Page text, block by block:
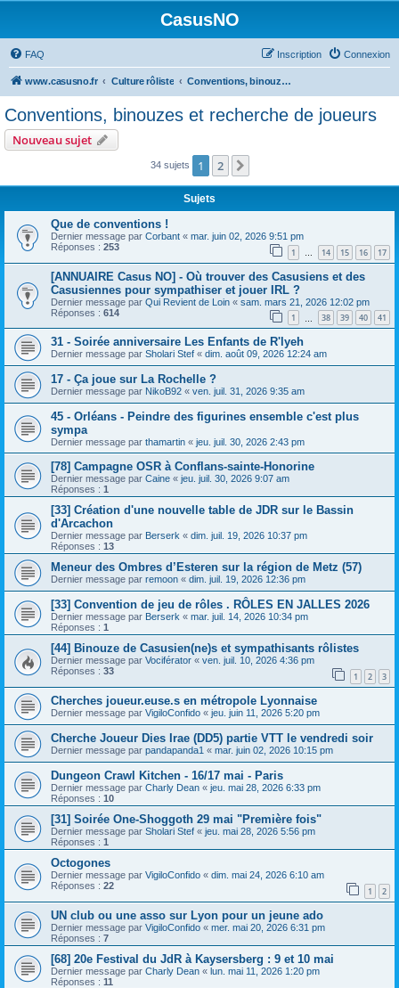
CasusNO
FAQ Connexion
Inscription
www.casusno.fr Culture rôliste Conventions, binouzes et recherche de joueurs
Conventions, binouzes et recherche de joueurs
Nouveau sujet
34 sujets 1 2
Sujets
Que de conventions !
Dernier message par Corbant « mar. juin 02, 2026 9:51 pm
Réponses : 253 1 … 14 15 16 17
[ANNUAIRE Casus NO] - Où trouver des Casusiens et des
Casusiennes pour sympathiser et jouer IRL ?
Dernier message par Qui Revient de Loin « sam. mars 21, 2026 12:02 pm
Réponses : 614 1 38 39 40 41
31 - Soirée anniversaire Les Enfants de R'lyeh
Dernier message par Sholari Stef « dim. août 09, 2026 12:24 am
17 - Ça joue sur La Rochelle ?
Dernier message par NikoB92 « ven. juil. 31, 2026 9:35 am
45 - Orléans - Peindre des figurines ensemble c'est plus
sympa
Dernier message par thamartin « jeu. juil. 30, 2026 2:43 pm
[78] Campagne OSR à Conflans-sainte-Honorine
Dernier message par Caine « jeu. juil. 30, 2026 9:07 am
Réponses : 1
[33] Création d'une nouvelle table de JDR sur le Bassin
d'Arcachon
Dernier message par Berserk « dim. juil. 19, 2026 10:37 pm
Réponses : 13
Meneur des Ombres d’Esteren sur la région de Metz (57)
Dernier message par remoon « dim. juil. 19, 2026 12:36 pm
[33] Convention de jeu de rôles . RÔLES EN JALLES 2026
Dernier message par Berserk « mar. juil. 14, 2026 10:34 pm
Réponses : 1
[44] Binouze de Casusien(ne)s et sympathisants rôlistes
Dernier message par Vociférator « ven. juil. 10, 2026 4:36 pm
Réponses : 33 1 2 3
Cherches joueur.euse.s en métropole Lyonnaise
Dernier message par VigiloConfido « jeu. juin 11, 2026 5:20 pm
Cherche Joueur Dies Irae (DD5) partie VTT le vendredi soir
Dernier message par pandapanda1 « mar. juin 02, 2026 10:15 pm
Dungeon Crawl Kitchen - 16/17 mai - Paris
Dernier message par Charly Dean « jeu. mai 28, 2026 6:33 pm
Réponses : 10
[31] Soirée One-Shoggoth 29 mai "Première fois"
Dernier message par Sholari Stef « jeu. mai 28, 2026 5:56 pm
Réponses : 1
Octogones
Dernier message par VigiloConfido « dim. mai 24, 2026 6:10 am
Réponses : 22 1 2
UN club ou une asso sur Lyon pour un jeune ado
Dernier message par VigiloConfido « mer. mai 20, 2026 6:31 pm
Réponses : 7
[68] 20e Festival du JdR à Kaysersberg : 9 et 10 mai
Dernier message par Charly Dean « lun. mai 11, 2026 1:20 pm
Réponses : 11